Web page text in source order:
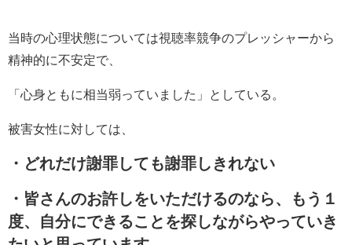
当時の心理状態については視聴率競争のプレッシャーから
精神的に不安定で、
「心身ともに相当弱っていました」としている。
被害女性に対しては、
・どれだけ謝罪しても謝罪しきれない
・皆さんのお許しをいただけるのなら、もう１
度、自分にできることを探しながらやっていき